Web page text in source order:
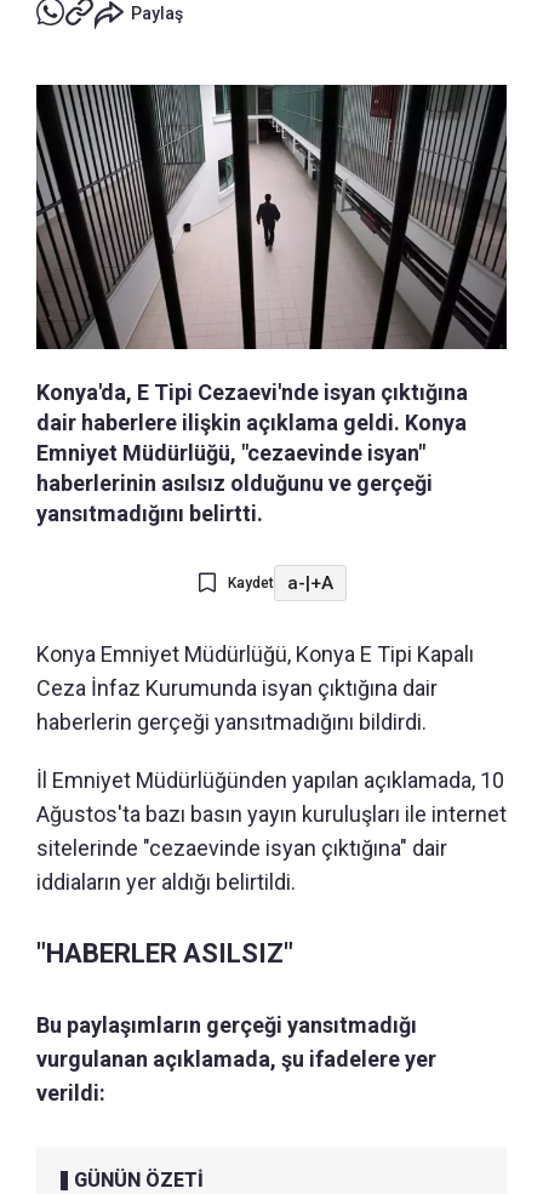
Paylaş
Konya'da, E Tipi Cezaevi'nde isyan çıktığına
dair haberlere ilişkin açıklama geldi. Konya
Emniyet Müdürlüğü, "cezaevinde isyan"
haberlerinin asılsız olduğunu ve gerçeği
yansıtmadığını belirtti.
Kaydet a-|+A
Konya Emniyet Müdürlüğü, Konya E Tipi Kapalı
Ceza İnfaz Kurumunda isyan çıktığına dair
haberlerin gerçeği yansıtmadığını bildirdi.
İl Emniyet Müdürlüğünden yapılan açıklamada, 10
Ağustos'ta bazı basın yayın kuruluşları ile internet
sitelerinde "cezaevinde isyan çıktığına" dair
iddiaların yer aldığı belirtildi.
"HABERLER ASILSIZ"
Bu paylaşımların gerçeği yansıtmadığı
vurgulanan açıklamada, şu ifadelere yer
verildi:
GÜNÜN ÖZETİ